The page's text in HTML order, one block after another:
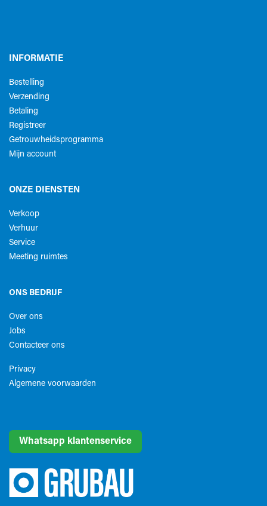
INFORMATIE
Bestelling
Verzending
Betaling
Registreer
Getrouwheidsprogramma
Mijn account
ONZE DIENSTEN
Verkoop
Verhuur
Service
Meeting ruimtes
ONS BEDRIJF
Over ons
Jobs
Contacteer ons
Privacy
Algemene voorwaarden​
Whatsapp klantenservice